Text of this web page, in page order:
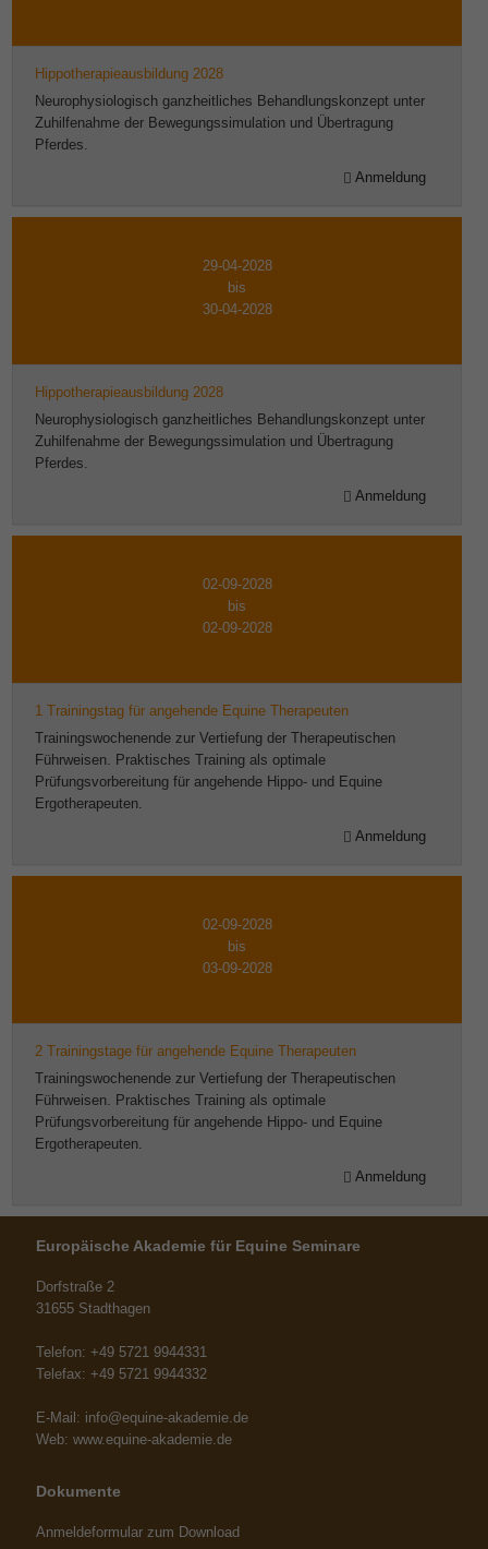
Hippotherapieausbildung 2028
Neurophysiologisch ganzheitliches Behandlungskonzept unter
Zuhilfenahme der Bewegungssimulation und Übertragung
Pferdes.
Anmeldung
29-04-2028
bis
30-04-2028
Hippotherapieausbildung 2028
Neurophysiologisch ganzheitliches Behandlungskonzept unter
Zuhilfenahme der Bewegungssimulation und Übertragung
Pferdes.
Anmeldung
02-09-2028
bis
02-09-2028
1 Trainingstag für angehende Equine Therapeuten
Trainingswochenende zur Vertiefung der Therapeutischen
Führweisen. Praktisches Training als optimale
Prüfungsvorbereitung für angehende Hippo- und Equine
Ergotherapeuten.
Anmeldung
02-09-2028
bis
03-09-2028
2 Trainingstage für angehende Equine Therapeuten
Trainingswochenende zur Vertiefung der Therapeutischen
Führweisen. Praktisches Training als optimale
Prüfungsvorbereitung für angehende Hippo- und Equine
Ergotherapeuten.
Anmeldung
Europäische Akademie für Equine Seminare
Dorfstraße 2
31655 Stadthagen
Telefon: +49 5721 9944331
Telefax: +49 5721 9944332
E-Mail: info@equine-akademie.de
Web: www.equine-akademie.de
Dokumente
Anmeldeformular zum Download